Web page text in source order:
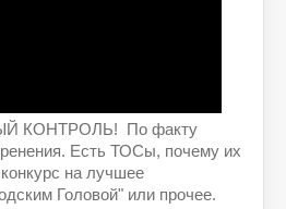
КОНТРОЛЬ! По факту
Есть ТОСы, почему их
на лучшее
Головой" или прочее.